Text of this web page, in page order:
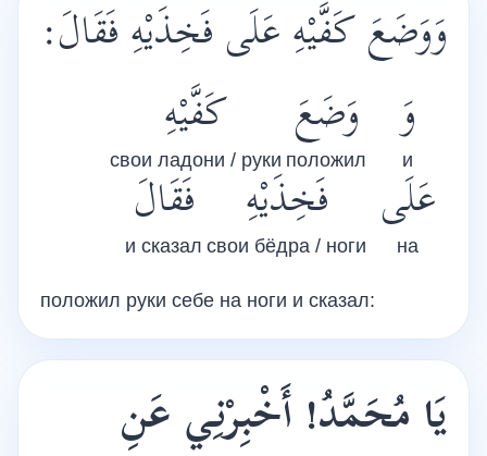
وَوَضَعَ كَفَّيْهِ عَلَى فَخِذَيْهِ فَقَالَ:
وَ
и
وَضَعَ
положил
كَفَّيْهِ
свои ладони / руки
عَلَى
на
فَخِذَيْهِ
свои бёдра / ноги
فَقَالَ
и сказал
положил руки себе на ноги и сказал:
يَا مُحَمَّدُ! أَخْبِرْنِي عَنِ